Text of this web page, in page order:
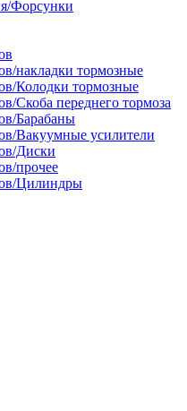
Форсунки
накладки тормозные
Колодки тормозные
Скоба переднего тормоза
Барабаны
Вакуумные усилители
Диски
прочее
Цилиндры